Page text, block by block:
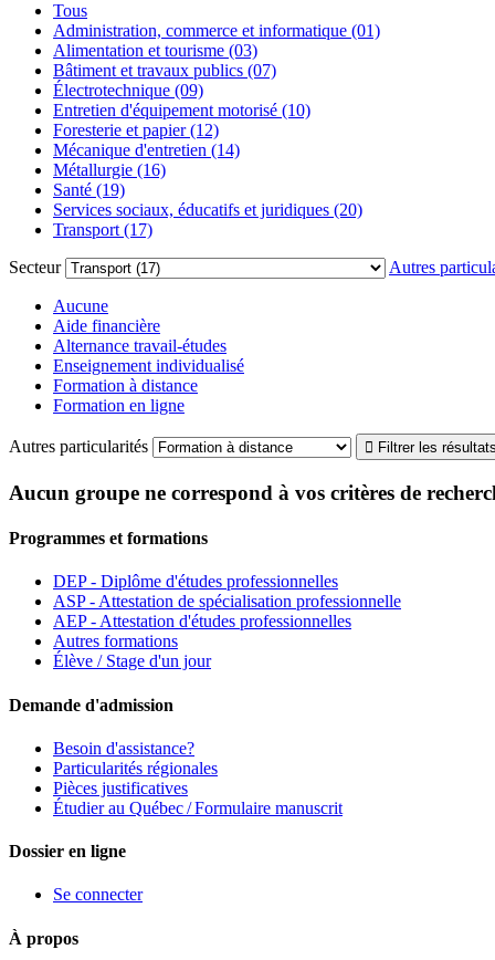
Tous
Administration, commerce et informatique (01)
Alimentation et tourisme (03)
Bâtiment et travaux publics (07)
Électrotechnique (09)
Entretien d'équipement motorisé (10)
Foresterie et papier (12)
Mécanique d'entretien (14)
Métallurgie (16)
Santé (19)
Services sociaux, éducatifs et juridiques (20)
Transport (17)
Secteur
Autres
Aucune
Aide financière
Alternance travail-études
Enseignement individualisé
Formation à distance
Formation en ligne
Autres particularités
Aucun groupe ne correspond à vos critères de
Programmes et formations
DEP - Diplôme d'études professionnelles
ASP - Attestation de spécialisation professionnelle
AEP - Attestation d'études professionnelles
Autres formations
Élève / Stage d'un jour
Demande d'admission
Besoin d'assistance?
Particularités régionales
Pièces justificatives
Étudier au Québec / Formulaire manuscrit
Dossier en ligne
Se connecter
À propos